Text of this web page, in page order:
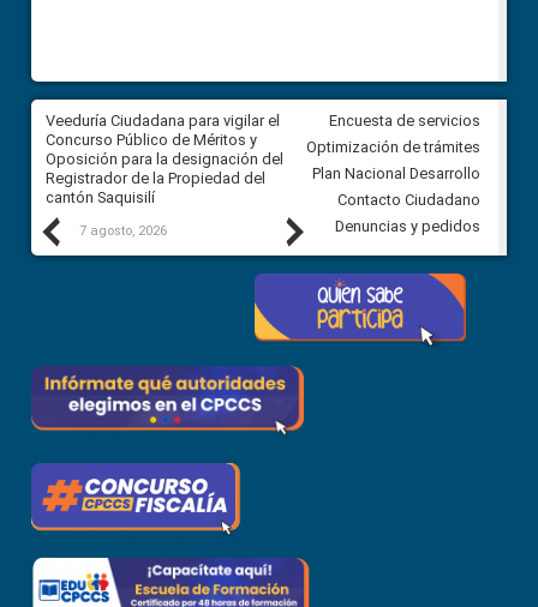
Previous
Veeduría Ciudadana para vigilar el
Concurso Público de Méritos y
Oposición para la designación del
Registrador de la Propiedad del
cantón Saquisilí
7 agosto, 2026
Veeduría Ciudadana para
construcción del asfaltado de
Ballenita del cantón Santa
7 agosto, 2026
Next
Encuesta de servicios
Optimización de trámites
Plan Nacional Desarrollo
Contacto Ciudadano
Denuncias y pedidos